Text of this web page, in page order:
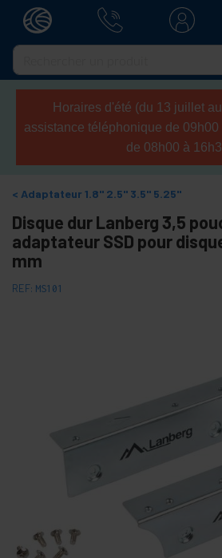
Horaires d'été (du 13 juillet
assistance téléphonique de
de 08h00 à
Adaptateur 1.8" 2.5" 3.5" 5.25"
Disque dur Lanberg 3,5
adaptateur SSD pour
mm
REF: MS101